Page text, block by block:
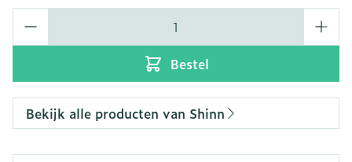
Bestel
Bekijk alle producten van Shinn